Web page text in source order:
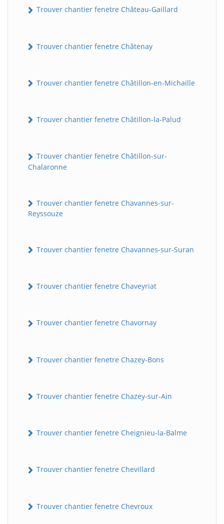
Trouver chantier fenetre Château-Gaillard
Trouver chantier fenetre Châtenay
Trouver chantier fenetre Châtillon-en-Michaille
Trouver chantier fenetre Châtillon-la-Palud
Trouver chantier fenetre Châtillon-sur-
Chalaronne
Trouver chantier fenetre Chavannes-sur-
Reyssouze
Trouver chantier fenetre Chavannes-sur-Suran
Trouver chantier fenetre Chaveyriat
Trouver chantier fenetre Chavornay
Trouver chantier fenetre Chazey-Bons
Trouver chantier fenetre Chazey-sur-Ain
Trouver chantier fenetre Cheignieu-la-Balme
Trouver chantier fenetre Chevillard
Trouver chantier fenetre Chevroux